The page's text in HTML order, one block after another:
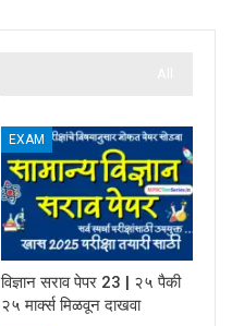
EXAM
विज्ञान सराव पेपर 23 | २५ पैकी
२५ मार्क्स मिळवून दाखवा